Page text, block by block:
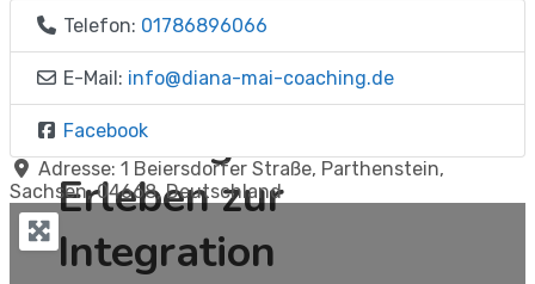
EMDR
Der Weg vom
Erleben zur
Integration
Telefon: 01786896066
E-Mail: info@diana-mai-coaching.de
Facebook
Adresse: 1 Beiersdorfer Straße, Parthenstein,
Sachsen,04668,Deutschland